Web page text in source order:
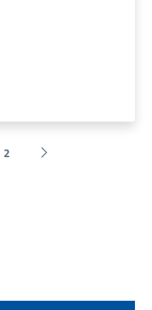
2 Successiva »